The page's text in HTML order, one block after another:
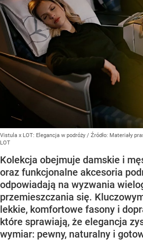
Vistula x LOT: Elegancja w podróży / Źródło: Materiały
LOT
Kolekcja obejmuje damskie i
oraz funkcjonalne akcesoria
odpowiadają na wyzwania
przemieszczania się.
lekkie, komfortowe fasony i
które sprawiają, że elegancja
wymiar: pewny, naturalny i